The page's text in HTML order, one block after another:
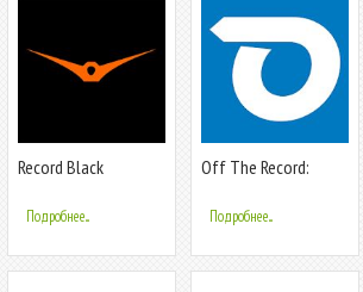
Record Black
Подробнее...
Off The Record:
Подробнее...